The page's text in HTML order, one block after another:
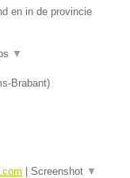
en in de provincie
▼
Brabant)
| Screenshot ▼